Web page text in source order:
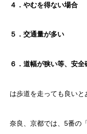
４．やむを得ない場合
５．交通量が多い
６．道幅が狭い等、安
は歩道を走っても良いと
奈良、京都では、5番の